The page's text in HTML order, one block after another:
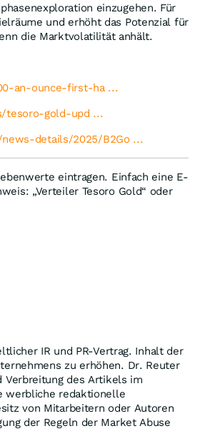
einzugehen. Für
und erhöht das Potenzial für
die Marktvolatilität anhält.
an-ounce-first-ha ...
tesoro-gold-upd ...
details/2025/B2Go ...
eintragen. Einfach eine E-
„Verteiler Tesoro Gold“ oder
IR und PR-Vertrag. Inhalt der
zu erhöhen. Dr. Reuter
Verbreitung des Artikels im
werbliche redaktionelle
von Mitarbeitern oder Autoren
der Regeln der Market Abuse